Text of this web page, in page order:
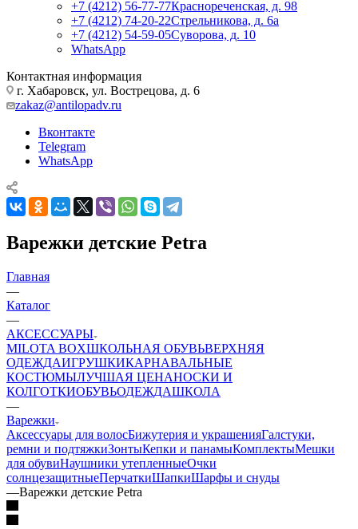
+7 (4212) 56-77-77Краснореченская, д. 98
+7 (4212) 74-20-22Стрельникова, д. 6а
+7 (4212) 54-59-05Суворова, д. 10
WhatsApp
Контактная информация
г. Хабаровск, ул. Вострецова, д. 6
zakaz@antilopadv.ru
Вконтакте
Telegram
WhatsApp
Варежки детские Petra
Главная
—
Каталог
—
АКСЕССУАРЫ
MILOTA BOXШКОЛЬНАЯ ОБУВЬВЕРХНЯЯ
ОДЕЖДАИГРУШКИКАРНАВАЛЬНЫЕ
КОСТЮМЫЛУЧШАЯ ЦЕНАНОСКИ И
КОЛГОТКИОБУВЬОДЕЖДАШКОЛА
—
Варежки
Аксессуары для волосБижутерия и украшенияГалстуки,
ремни и подтяжкиЗонтыКепки и панамыКомплектыМешки
для обувиНаушники утепленныеОчки
солнцезащитныеПерчаткиШапкиШарфы и снуды
—Варежки детские Petra